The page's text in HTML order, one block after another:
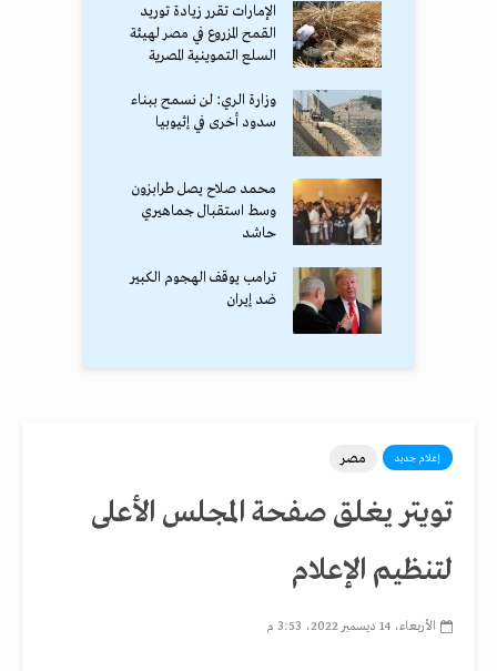
الإمارات تقرر زيادة توريد
القمح المزروع في مصر لهيئة
السلع التموينية المصرية
وزارة الري: لن نسمح ببناء
سدود أخرى في إثيوبيا
محمد صلاح يصل طرابزون
وسط استقبال جماهيري
حاشد
ترامب يوقف الهجوم الكبير
ضد إيران
إعلام جديد مصر
تويتر يغلق صفحة المجلس الأعلى
لتنظيم الإعلام
الأربعاء، 14 ديسمبر 2022، 3:53 م